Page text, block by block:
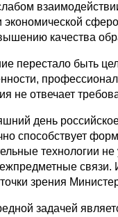
экономической
качества
перестало быть
не отвечает
день
способствует
технологии
связи.
зрения
задачей